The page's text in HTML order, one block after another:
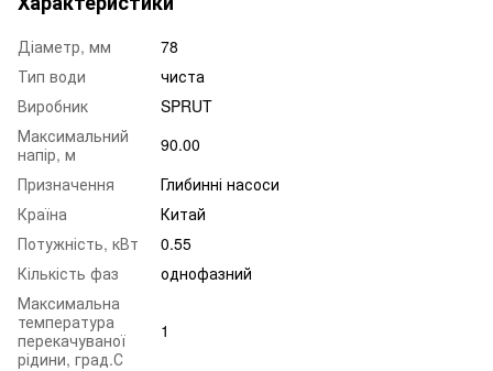
Діаметр, мм
78
Тип води
чиста
Виробник
SPRUT
Максимальний
напір, м
90.00
Призначення
Глибинні насоси
Країна
Китай
Потужність, кВт
0.55
Кількість фаз
однофазний
Максимальна
температура
перекачуваної
рідини, град.С
1